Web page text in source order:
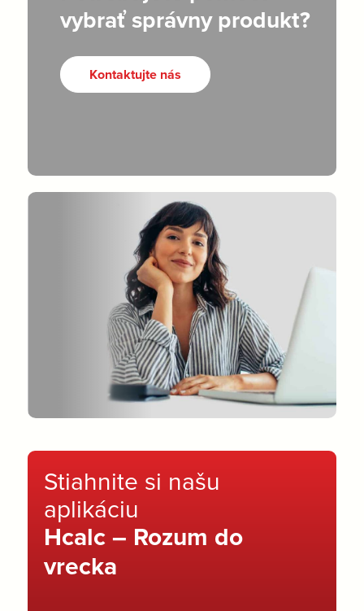
vybrať správny produkt?
Kontaktujte nás
Stiahnite si našu
aplikáciu
Hcalc – Rozum do
vrecka